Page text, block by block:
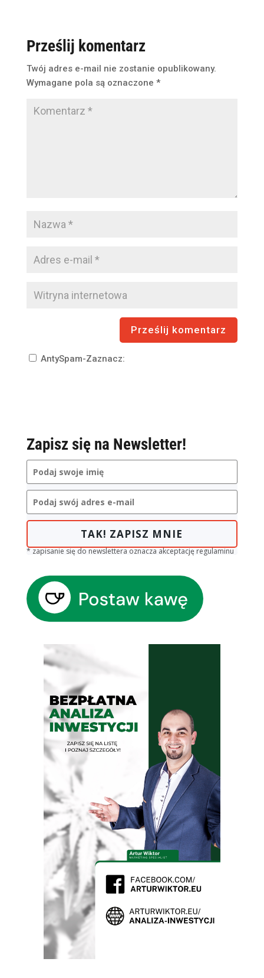
Prześlij komentarz
Twój adres e-mail nie zostanie opublikowany.
Wymagane pola są oznaczone *
AntySpam-Zaznacz:
Zapisz się na Newsletter!
TAK! ZAPISZ MNIE
* zapisanie się do newslettera oznacza akceptację regulaminu